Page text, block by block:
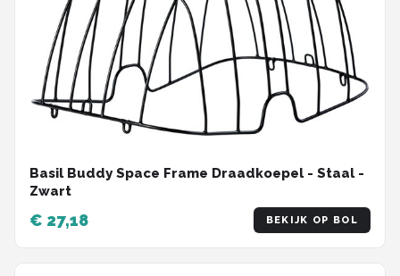
Basil Buddy Space Frame Draadkoepel - Staal -
Zwart
€ 27,18 BEKIJK OP BOL